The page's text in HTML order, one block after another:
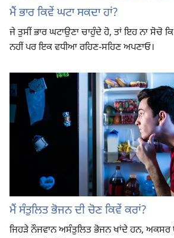
ਮੈਂ ਭਾਰ ਕਿਵੇਂ ਘਟਾ ਸਕਦਾ ਹਾਂ?
ਜੇ ਤੁਸੀਂ ਭਾਰ ਘਟਾਉਣਾ ਚਾਹੁੰਦੇ ਹੋ, ਤਾਂ ਇਹ ਨਾ ਸੋਚੋ ਕਿ
ਨਹੀਂ ਪਰ ਇਕ ਵਧੀਆ ਰਹਿਣ-ਸਹਿਣ ਅਪਣਾਓ।
ਮੈਂ ਸੰਤੁਲਿਤ ਭੋਜਨ ਦੀ ਚੋਣ ਕਿਵੇਂ ਕਰਾਂ?
ਜਿਹੜੇ ਨੌਜਵਾਨ ਅਸੰਤੁਲਿਤ ਭੋਜਨ ਖਾਂਦੇ ਹਨ, ਅਕਸਰ